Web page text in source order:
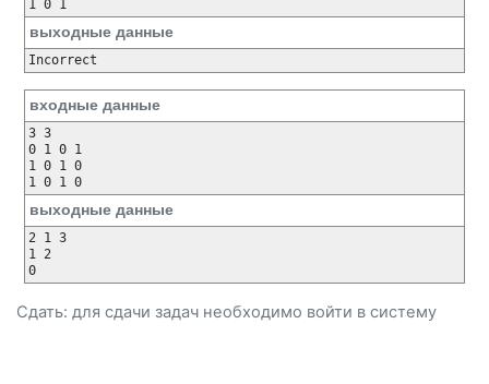
выходные данные
входные данные
3 3
0 1 0 1
1 0 1 0
выходные данные
2 1 3
1 2
Сдать: для сдачи задач необходимо войти в систему